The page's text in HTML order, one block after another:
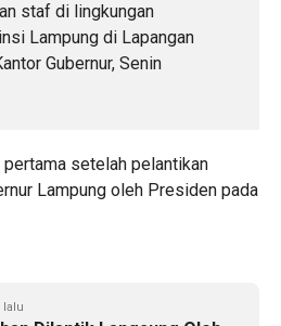
staf di lingkungan
Lampung di Lapangan
Gubernur, Senin
setelah pelantikan
Lampung oleh Presiden pada
lalu